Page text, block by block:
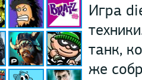
Игра
танк,
же